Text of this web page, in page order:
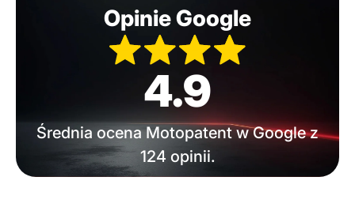
Opinie Google
4.9
Średnia ocena Motopatent w Google z
124 opinii.